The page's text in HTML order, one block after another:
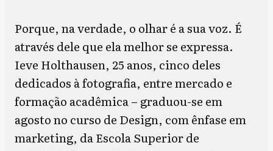
Porque, na verdade, o olhar é a sua voz. É
através dele que ela melhor se expressa.
Ieve Holthausen, 25 anos, cinco deles
dedicados à fotografia, entre mercado e
formação acadêmica – graduou-se em
agosto no curso de Design, com ênfase em
marketing, da Escola Superior de